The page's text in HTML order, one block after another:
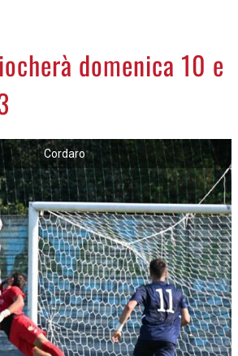
LA PIAZZA
ACCEDI
domenica 10 e
Cordaro